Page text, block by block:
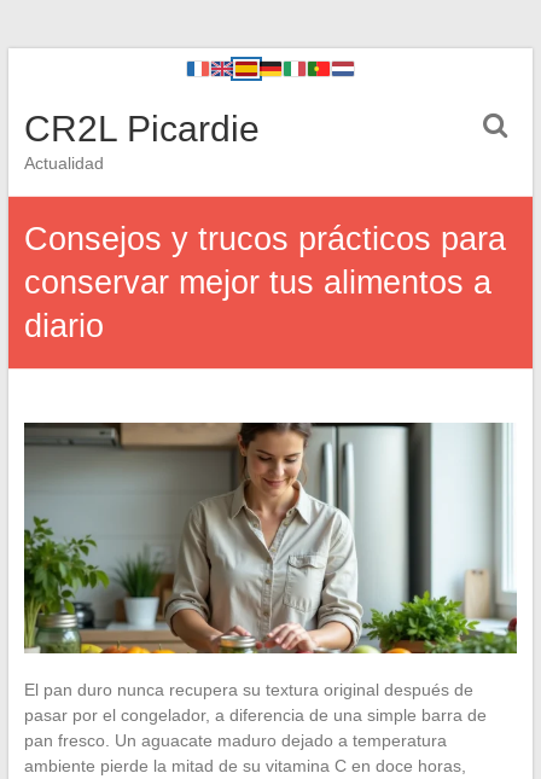
CR2L Picardie
Actualidad
Consejos y trucos prácticos para
conservar mejor tus alimentos a
diario
El pan duro nunca recupera su textura original después de
pasar por el congelador, a diferencia de una simple barra de
pan fresco. Un aguacate maduro dejado a temperatura
ambiente pierde la mitad de su vitamina C en doce horas,